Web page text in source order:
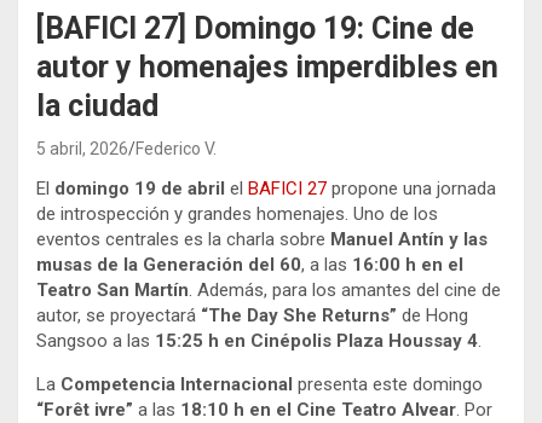
[BAFICI 27] Domingo 19: Cine de
autor y homenajes imperdibles en
la ciudad
5 abril, 2026 Federico V.
El domingo 19 de abril el BAFICI 27 propone una jornada
de introspección y grandes homenajes. Uno de los
eventos centrales es la charla sobre Manuel Antín y las
musas de la Generación del 60, a las 16:00 h en el
Teatro San Martín. Además, para los amantes del cine de
autor, se proyectará “The Day She Returns” de Hong
Sangsoo a las 15:25 h en Cinépolis Plaza Houssay 4.
La Competencia Internacional presenta este domingo
“Forêt ivre” a las 18:10 h en el Cine Teatro Alvear. Por